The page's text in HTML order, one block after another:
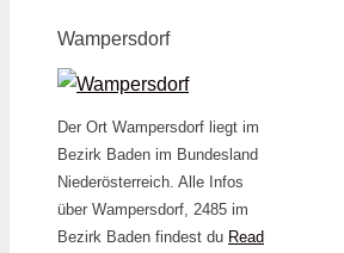
Wampersdorf
Der Ort Wampersdorf liegt im
Bezirk Baden im Bundesland
Niederösterreich. Alle Infos
über Wampersdorf, 2485 im
Bezirk Baden findest du Read